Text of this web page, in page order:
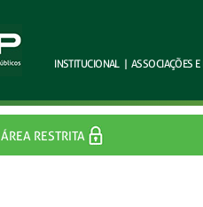
INSTITUCIONAL | ASSOCIAÇÕES E
ÁREA RESTRITA